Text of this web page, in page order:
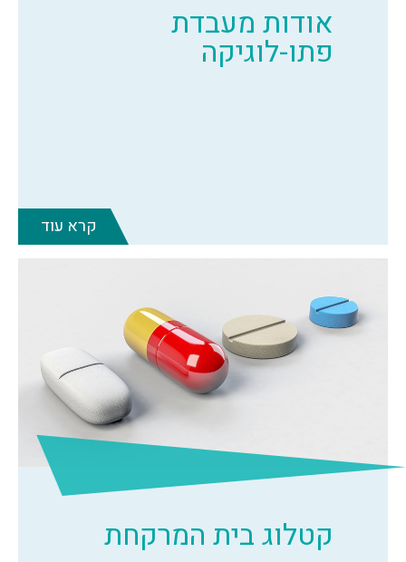
אודות מעבדת
פתו-לוגיקה
קרא עוד
קטלוג בית המרקחת